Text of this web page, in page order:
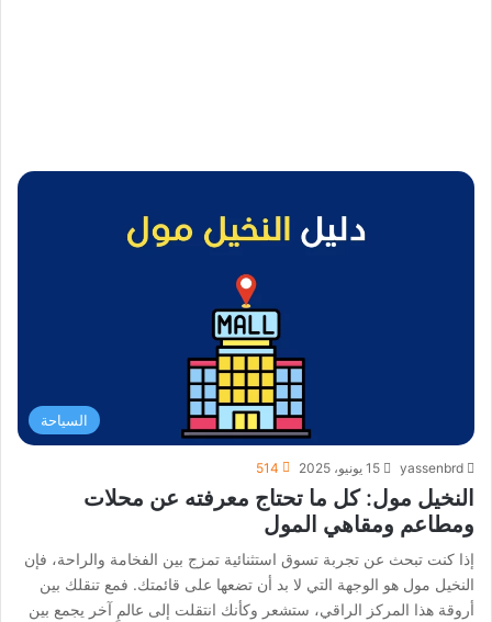
السياحة
yassenbrd 15 يونيو، 2025 514
النخيل مول: كل ما تحتاج معرفته عن محلات
ومطاعم ومقاهي المول
إذا كنت تبحث عن تجربة تسوق استثنائية تمزج بين الفخامة والراحة، فإن
النخيل مول هو الوجهة التي لا بد أن تضعها على قائمتك. فمع تنقلك بين
أروقة هذا المركز الراقي، ستشعر وكأنك انتقلت إلى عالمٍ آخر يجمع بين